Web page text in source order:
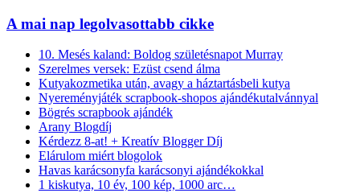
A mai nap legolvasottabb cikke
10. Mesés kaland: Boldog születésnapot Murray
Szerelmes versek: Ezüst csend álma
Kutyakozmetika után, avagy a háztartásbeli kutya
Nyereményjáték scrapbook-shopos ajándékutalvánnyal
Bögrés scrapbook ajándék
Arany Blogdíj
Kérdezz 8-at! + Kreatív Blogger Díj
Elárulom miért blogolok
Havas karácsonyfa karácsonyi ajándékokkal
1 kiskutya, 10 év, 100 kép, 1000 arc…